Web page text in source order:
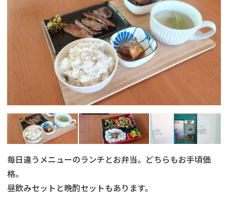
毎日違うメニューのランチとお弁当。どちらもお手頃価
格。
昼飲みセットと晩酌セットもあります。